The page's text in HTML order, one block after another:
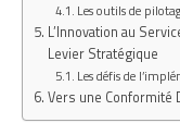
Les outils de
L’Innovation au
Levier Stratégique
Les défis de
Vers une Conformité